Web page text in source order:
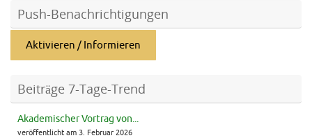
Push-Benachrichtigungen
Aktivieren / Informieren
Beiträge 7-Tage-Trend
Akademischer Vortrag von...
veröffentlicht am 3. Februar 2026